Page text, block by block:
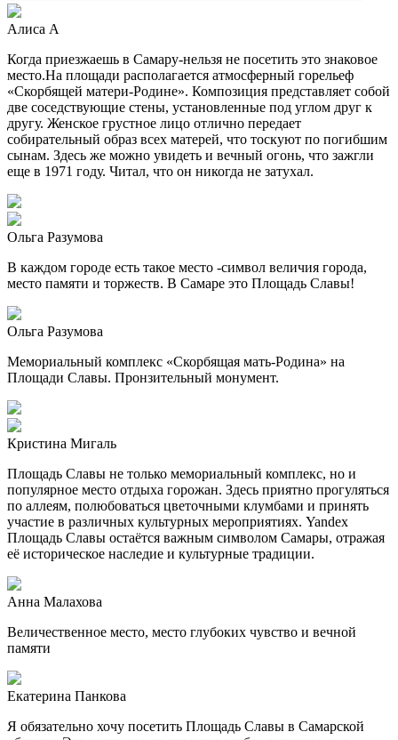
Алиса А
Когда приезжаешь в Самару-нельзя не посетить это знаковое
место.На площади располагается атмосферный горельеф
«Скорбящей матери-Родине». Композиция представляет собой
две соседствующие стены, установленные под углом друг к
другу. Женское грустное лицо отлично передает
собирательный образ всех матерей, что тоскуют по погибшим
сынам. Здесь же можно увидеть и вечный огонь, что зажгли
еще в 1971 году. Читал, что он никогда не затухал.
Ольга Разумова
В каждом городе есть такое место -символ величия города,
место памяти и торжеств. В Самаре это Площадь Славы!
Ольга Разумова
Мемориальный комплекс «Скорбящая мать-Родина» на
Площади Славы. Пронзительный монумент.
Кристина Мигаль
Площадь Славы не только мемориальный комплекс, но и
популярное место отдыха горожан. Здесь приятно прогуляться
по аллеям, полюбоваться цветочными клумбами и принять
участие в различных культурных мероприятиях. ​ Yandex
Площадь Славы остаётся важным символом Самары, отражая
её историческое наследие и культурные традиции.​
Анна Малахова
Величественное место, место глубоких чувство и вечной
памяти
Екатерина Панкова
Я обязательно хочу посетить Площадь Славы в Самарской